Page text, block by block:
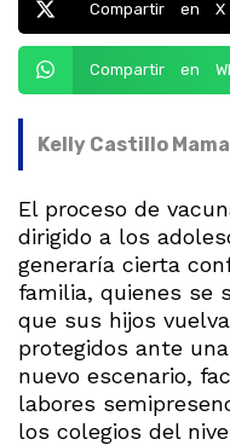
Compartir en X
Compartir en
Kelly Castillo
El proceso de
dirigido a los
generaría cierta
familia, quienes se
que sus hijos
protegidos ante
nuevo escenario,
labores
los colegios del